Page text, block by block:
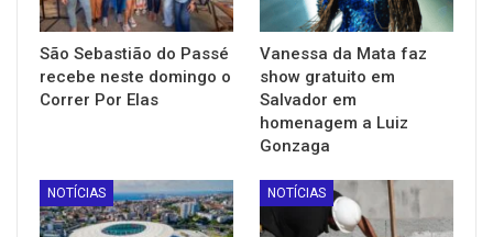
São Sebastião do Passé
recebe neste domingo o
Correr Por Elas
Vanessa da Mata faz
show gratuito em
Salvador em
homenagem a Luiz
Gonzaga
NOTÍCIAS NOTÍCIAS